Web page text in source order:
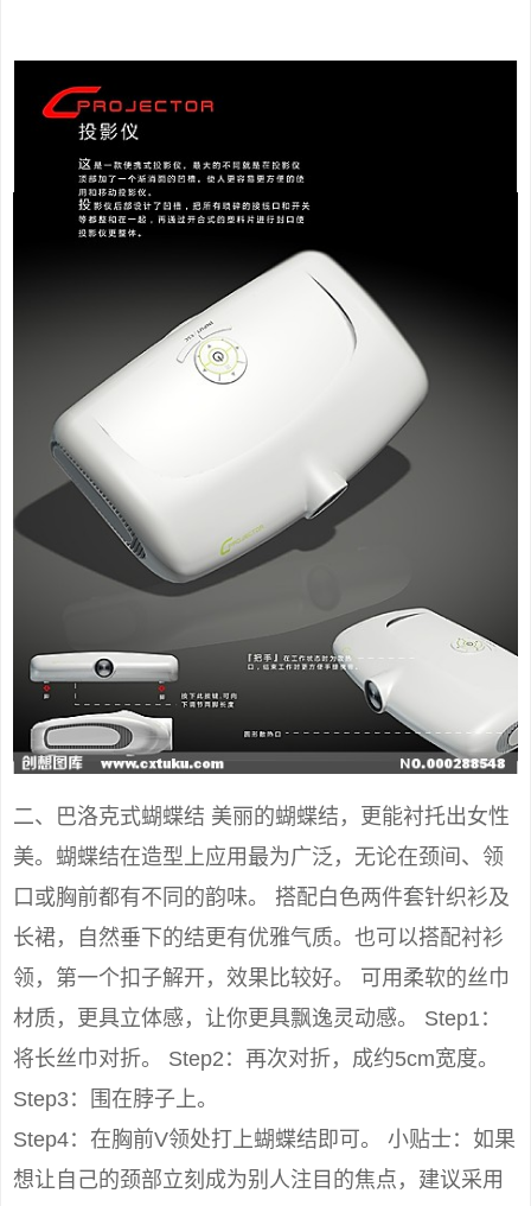
二、巴洛克式蝴蝶结 美丽的蝴蝶结，更能衬托出女性
美。蝴蝶结在造型上应用最为广泛，无论在颈间、领
口或胸前都有不同的韵味。 搭配白色两件套针织衫及
长裙，自然垂下的结更有优雅气质。也可以搭配衬衫
领，第一个扣子解开，效果比较好。 可用柔软的丝巾
材质，更具立体感，让你更具飘逸灵动感。 Step1：
将长丝巾对折。 Step2：再次对折，成约5cm宽度。
Step3：围在脖子上。
Step4：在胸前V领处打上蝴蝶结即可。 小贴士：如果
想让自己的颈部立刻成为别人注目的焦点，建议采用